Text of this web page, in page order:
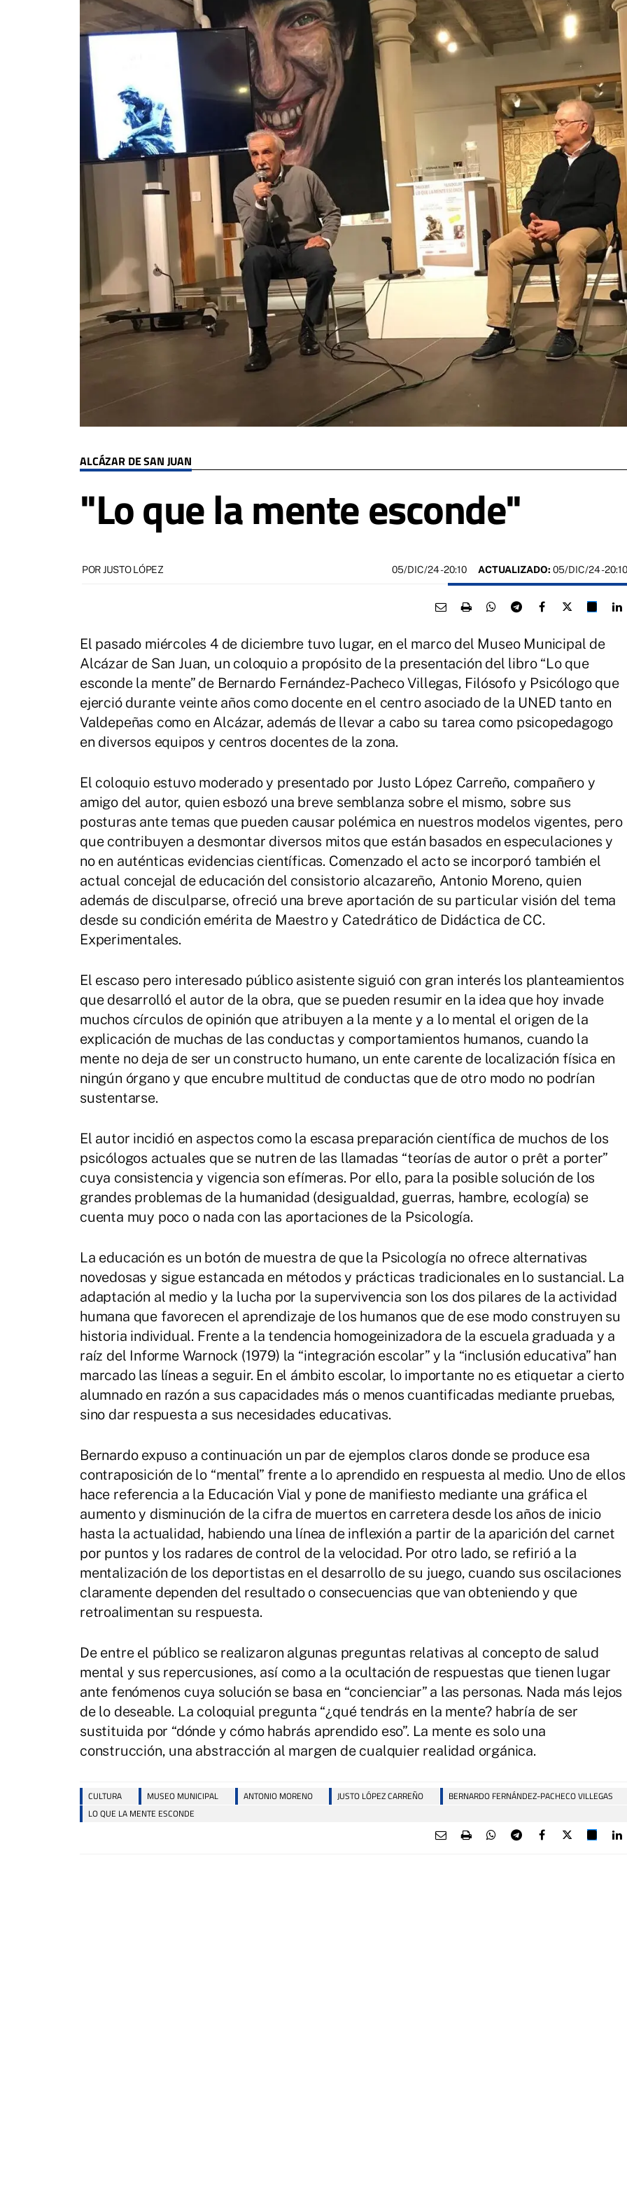
ALCÁZAR DE SAN JUAN
"Lo que la mente esconde"
POR JUSTO LÓPEZ 05/DIC/24- 20:10 ACTUALIZADO: 05/DIC/24 - 20:10
El pasado miércoles 4 de diciembre tuvo lugar, en el marco del Museo Municipal de
Alcázar de San Juan, un coloquio a propósito de la presentación del libro “Lo que
esconde la mente” de Bernardo Fernández-Pacheco Villegas, Filósofo y Psicólogo que
ejerció durante veinte años como docente en el centro asociado de la UNED tanto en
Valdepeñas como en Alcázar, además de llevar a cabo su tarea como psicopedagogo
en diversos equipos y centros docentes de la zona.
El coloquio estuvo moderado y presentado por Justo López Carreño, compañero y
amigo del autor, quien esbozó una breve semblanza sobre el mismo, sobre sus
posturas ante temas que pueden causar polémica en nuestros modelos vigentes, pero
que contribuyen a desmontar diversos mitos que están basados en especulaciones y
no en auténticas evidencias científicas. Comenzado el acto se incorporó también el
actual concejal de educación del consistorio alcazareño, Antonio Moreno, quien
además de disculparse, ofreció una breve aportación de su particular visión del tema
desde su condición emérita de Maestro y Catedrático de Didáctica de CC.
Experimentales.
El escaso pero interesado público asistente siguió con gran interés los planteamientos
que desarrolló el autor de la obra, que se pueden resumir en la idea que hoy invade
muchos círculos de opinión que atribuyen a la mente y a lo mental el origen de la
explicación de muchas de las conductas y comportamientos humanos, cuando la
mente no deja de ser un constructo humano, un ente carente de localización física en
ningún órgano y que encubre multitud de conductas que de otro modo no podrían
sustentarse.
El autor incidió en aspectos como la escasa preparación científica de muchos de los
psicólogos actuales que se nutren de las llamadas “teorías de autor o prêt a porter”
cuya consistencia y vigencia son efímeras. Por ello, para la posible solución de los
grandes problemas de la humanidad (desigualdad, guerras, hambre, ecología) se
cuenta muy poco o nada con las aportaciones de la Psicología.
La educación es un botón de muestra de que la Psicología no ofrece alternativas
novedosas y sigue estancada en métodos y prácticas tradicionales en lo sustancial. La
adaptación al medio y la lucha por la supervivencia son los dos pilares de la actividad
humana que favorecen el aprendizaje de los humanos que de ese modo construyen su
historia individual. Frente a la tendencia homogeinizadora de la escuela graduada y a
raíz del Informe Warnock (1979) la “integración escolar” y la “inclusión educativa” han
marcado las líneas a seguir. En el ámbito escolar, lo importante no es etiquetar a cierto
alumnado en razón a sus capacidades más o menos cuantificadas mediante pruebas,
sino dar respuesta a sus necesidades educativas.
Bernardo expuso a continuación un par de ejemplos claros donde se produce esa
contraposición de lo “mental” frente a lo aprendido en respuesta al medio. Uno de ellos
hace referencia a la Educación Vial y pone de manifiesto mediante una gráfica el
aumento y disminución de la cifra de muertos en carretera desde los años de inicio
hasta la actualidad, habiendo una línea de inflexión a partir de la aparición del carnet
por puntos y los radares de control de la velocidad. Por otro lado, se refirió a la
mentalización de los deportistas en el desarrollo de su juego, cuando sus oscilaciones
claramente dependen del resultado o consecuencias que van obteniendo y que
retroalimentan su respuesta.
De entre el público se realizaron algunas preguntas relativas al concepto de salud
mental y sus repercusiones, así como a la ocultación de respuestas que tienen lugar
ante fenómenos cuya solución se basa en “concienciar” a las personas. Nada más lejos
de lo deseable. La coloquial pregunta “¿qué tendrás en la mente? habría de ser
sustituida por “dónde y cómo habrás aprendido eso”. La mente es solo una
construcción, una abstracción al margen de cualquier realidad orgánica.
CULTURA MUSEO MUNICIPAL ANTONIO MORENO JUSTO LÓPEZ CARREÑO
BERNARDO FERNÁNDEZ-PACHECO VILLEGAS
LO QUE LA MENTE ESCONDE